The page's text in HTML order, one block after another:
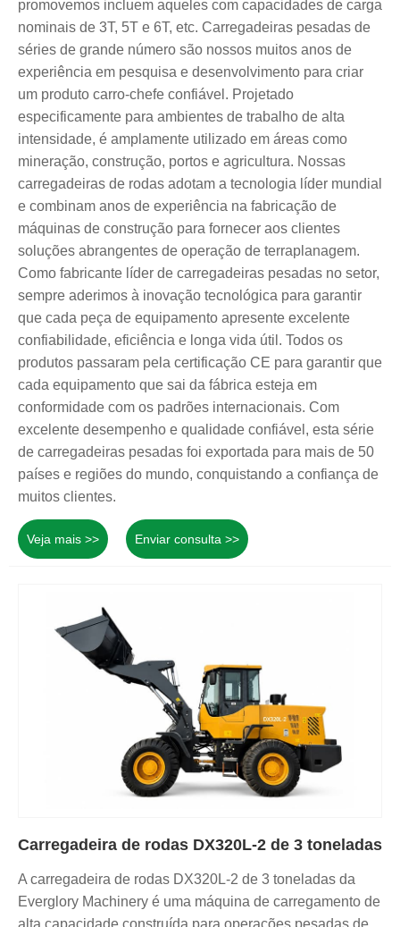
promovemos incluem aqueles com capacidades de carga
nominais de 3T, 5T e 6T, etc. Carregadeiras pesadas de
séries de grande número são nossos muitos anos de
experiência em pesquisa e desenvolvimento para criar
um produto carro-chefe confiável. Projetado
especificamente para ambientes de trabalho de alta
intensidade, é amplamente utilizado em áreas como
mineração, construção, portos e agricultura. Nossas
carregadeiras de rodas adotam a tecnologia líder mundial
e combinam anos de experiência na fabricação de
máquinas de construção para fornecer aos clientes
soluções abrangentes de operação de terraplanagem.
Como fabricante líder de carregadeiras pesadas no setor,
sempre aderimos à inovação tecnológica para garantir
que cada peça de equipamento apresente excelente
confiabilidade, eficiência e longa vida útil. Todos os
produtos passaram pela certificação CE para garantir que
cada equipamento que sai da fábrica esteja em
conformidade com os padrões internacionais. Com
excelente desempenho e qualidade confiável, esta série
de carregadeiras pesadas foi exportada para mais de 50
países e regiões do mundo, conquistando a confiança de
muitos clientes.
Veja mais >> Enviar consulta >>
Carregadeira de rodas DX320L-2 de 3 toneladas
A carregadeira de rodas DX320L-2 de 3 toneladas da
Everglory Machinery é uma máquina de carregamento de
alta capacidade construída para operações pesadas de